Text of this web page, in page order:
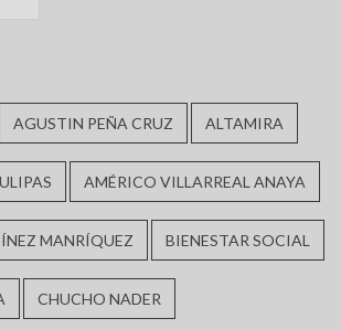
AGUSTIN PEÑA CRUZ ALTAMIRA
AMÉRICO VILLARREAL ANAYA
MANRÍQUEZ BIENESTAR SOCIAL
CHUCHO NADER